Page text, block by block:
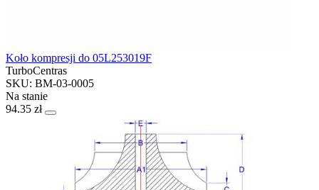
Koło kompresji do 05L253019F
TurboCentras
SKU: BM-03-0005
Na stanie
94.35 zł